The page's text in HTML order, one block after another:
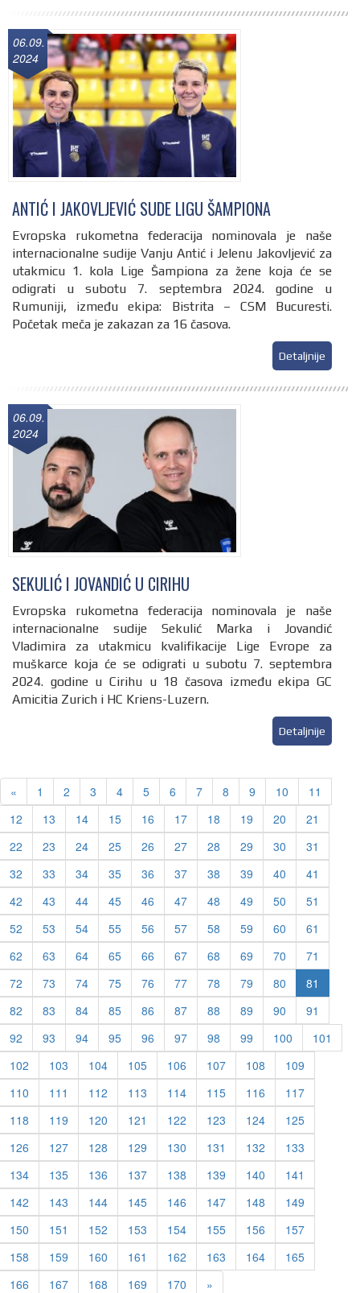
06.09.
2024
ANTIĆ I JAKOVLJEVIĆ SUDE LIGU ŠAMPIONA
Evropska rukometna federacija nominovala je naše
internacionalne sudije Vanju Antić i Jelenu Jakovljević za
utakmicu 1. kola Lige Šampiona za žene koja će se
odigrati u subotu 7. septembra 2024. godine u
Rumuniji, između ekipa: Bistrita – CSM Bucuresti.
Početak meča je zakazan za 16 časova.
Detaljnije
06.09.
2024
SEKULIĆ I JOVANDIĆ U CIRIHU
Evropska rukometna federacija nominovala je naše
internacionalne sudije Sekulić Marka i Jovandić
Vladimira za utakmicu kvalifikacije Lige Evrope za
muškarce koja će se odigrati u subotu 7. septembra
2024. godine u Cirihu u 18 časova između ekipa GC
Amicitia Zurich i HC Kriens-Luzern.
Detaljnije
« Previous
1 2 3 4 5 6 7 8 9 10
11
12
13 14 15 16 17 18 19 20
21
22
23 24 25 26 27 28 29 30
31
32
33 34 35 36 37 38 39 40
41
42
43 44 45 46 47 48 49 50
51
52
53 54 55 56 57 58 59 60
61
62
63 64 65 66 67 68 69 70
71
72
73 74 75 76 77 78 79 80
81
82
83 84 85 86 87 88 89 90
91
92
93 94 95 96 97 98 99 100
101
102
103 104 105 106 107 108
109
110
111 112 113 114 115 116
117
118
119 120 121 122 123 124
125
126
127 128 129 130 131 132
133
134
135 136 137 138 139 140
141
142
143 144 145 146 147 148
149
150
151 152 153 154 155 156
157
158
159 160 161 162 163 164
165
166
167 168 169 170 »